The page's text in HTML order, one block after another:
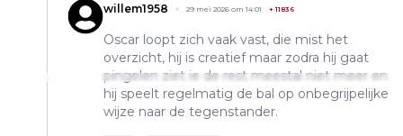
willem1958 29 mei 2026 om 14:01 +11836
Oscar loopt zich vaak vast, die mist het
overzicht, hij is creatief maar zodra hij gaat
pingelen ziet ie de rest meestal niet meer en
hij speelt regelmatig de bal op onbegrijpelijke
wijze naar de tegenstander.